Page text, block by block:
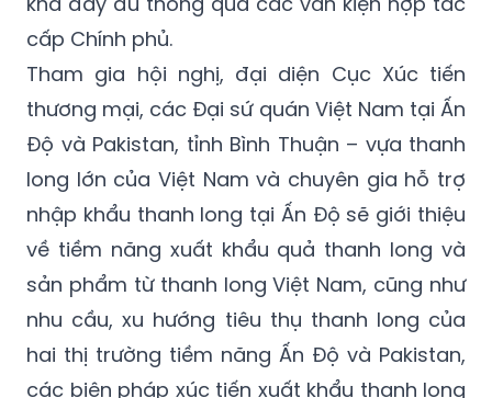
Tham gia hội nghị, đại diện Cục Xúc tiến
thương mại, các Đại sứ quán Việt Nam tại Ấn
Độ và Pakistan, tỉnh Bình Thuận – vựa thanh
long lớn của Việt Nam và chuyên gia hỗ trợ
nhập khẩu thanh long tại Ấn Độ sẽ giới thiệu
về tiềm năng xuất khẩu quả thanh long và
sản phẩm từ thanh long Việt Nam, cũng như
nhu cầu, xu hướng tiêu thụ thanh long của
hai thị trường tiềm năng Ấn Độ và Pakistan,
các biện pháp xúc tiến xuất khẩu thanh long
hiệu quả sang các thị trường này.